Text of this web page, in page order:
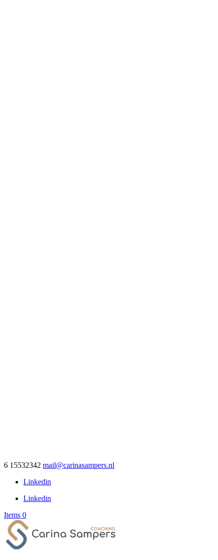
6 15532342 mail@carinasampers.nl
Linkedin
Linkedin
Items 0